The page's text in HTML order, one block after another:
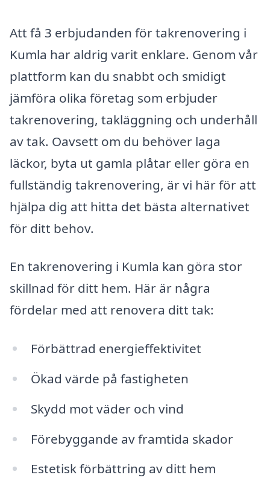
Att få 3 erbjudanden för takrenovering i
Kumla har aldrig varit enklare. Genom vår
plattform kan du snabbt och smidigt
jämföra olika företag som erbjuder
takrenovering, takläggning och underhåll
av tak. Oavsett om du behöver laga
läckor, byta ut gamla plåtar eller göra en
fullständig takrenovering, är vi här för att
hjälpa dig att hitta det bästa alternativet
för ditt behov.
En takrenovering i Kumla kan göra stor
skillnad för ditt hem. Här är några
fördelar med att renovera ditt tak:
Förbättrad energieffektivitet
Ökad värde på fastigheten
Skydd mot väder och vind
Förebyggande av framtida skador
Estetisk förbättring av ditt hem